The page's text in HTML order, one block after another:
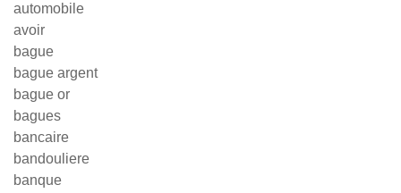
automobile
avoir
bague
bague argent
bague or
bagues
bancaire
bandouliere
banque